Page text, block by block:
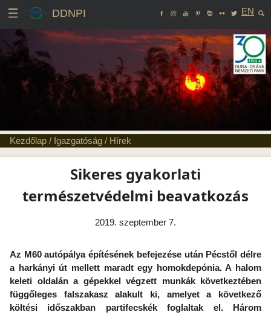
DDNPI EN
Kezdőlap / Igazgatóság / Hírek
Sikeres gyakorlati
természetvédelmi beavatkozás
2019. szeptember 7.
Az M60 autópálya építésének befejezése után Pécstől délre
a harkányi út mellett maradt egy homokdepónia. A halom
keleti oldalán a gépekkel végzett munkák következtében
függőleges falszakasz alakult ki, amelyet a következő
költési időszakban partifecskék foglaltak el. Három